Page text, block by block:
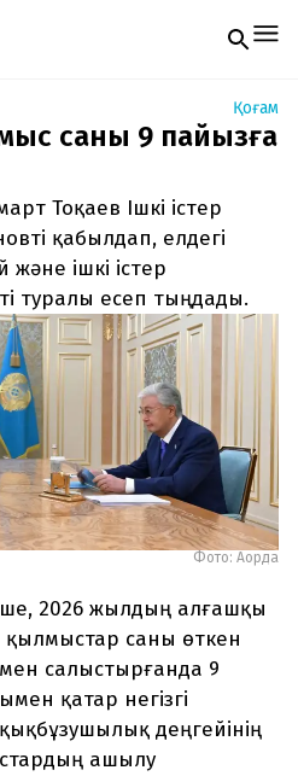
сайын электронды
Жаңа нөмір
Тек email
жібереміз.
Қоғам
саны 9 пайызға
Тоқаев Ішкі істер
қабылдап, елдегі
ішкі істер
туралы есеп тыңдады.
Фото: Ақорда
2026 жылдың алғашқы
қылмыстар саны өткен
салыстырғанда 9
қатар негізгі
деңгейінің
ашылу